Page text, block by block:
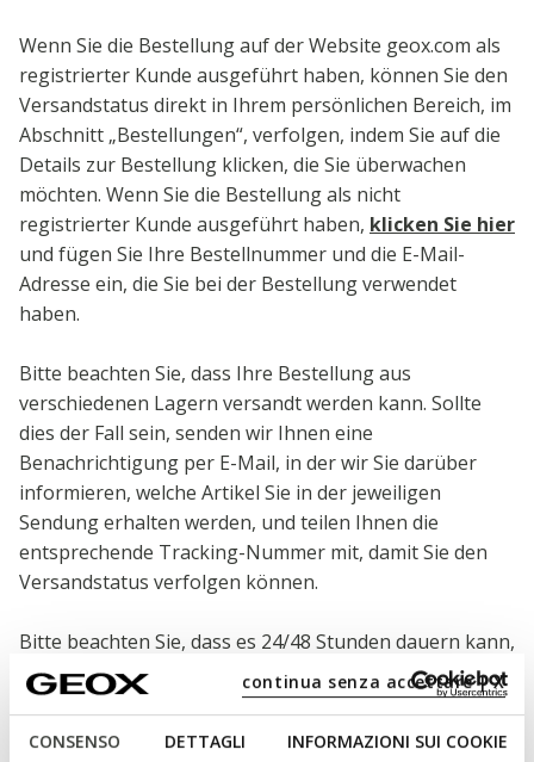
CONSENSO DETTAGLI INFORMAZIONI SUI COOKIE
continua senza accettare | X
Wenn Sie die Bestellung auf der Website geox.com als
registrierter Kunde ausgeführt haben, können Sie den
Versandstatus direkt in Ihrem persönlichen Bereich, im
Abschnitt „Bestellungen“, verfolgen, indem Sie auf die
Details zur Bestellung klicken, die Sie überwachen
möchten. Wenn Sie die Bestellung als nicht
registrierter Kunde ausgeführt haben, klicken Sie hier
und fügen Sie Ihre Bestellnummer und die E-Mail-
Adresse ein, die Sie bei der Bestellung verwendet
haben.
Bitte beachten Sie, dass Ihre Bestellung aus
verschiedenen Lagern versandt werden kann. Sollte
dies der Fall sein, senden wir Ihnen eine
Benachrichtigung per E-Mail, in der wir Sie darüber
informieren, welche Artikel Sie in der jeweiligen
Sendung erhalten werden, und teilen Ihnen die
entsprechende Tracking-Nummer mit, damit Sie den
Versandstatus verfolgen können.
Bitte beachten Sie, dass es 24/48 Stunden dauern kann,
bis Sie die Sendung Ihres Pakets verfolgen können.
Zugehörige Artikel